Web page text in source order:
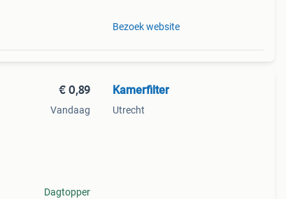
Bezoek website
€ 0,89
Vandaag
Dagtopper
Kamerfilter
Utrecht